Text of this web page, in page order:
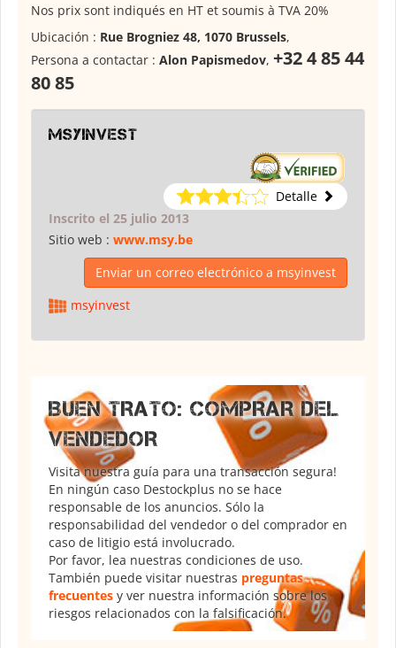
Nos prix sont indiqués en HT et soumis à TVA 20%
Ubicación : Rue Brogniez 48, 1070 Brussels,
Persona a contactar : Alon Papismedov, +32 4 85 44
80 85
msyinvest
Detalle
Inscrito el 25 julio 2013
Sitio web : www.msy.be
Enviar un correo electrónico a msyinvest
msyinvest
BUEN TRATO: COMPRAR DEL
VENDEDOR
Visita nuestra guía para una transacción segura!
En ningún caso Destockplus no se hace
responsable de los anuncios. Sólo la
responsabilidad del vendedor o del comprador en
caso de litigio está involucrado.
Por favor, lea nuestras condiciones de uso.
También puede visitar nuestras preguntas
frecuentes y ver nuestra información sobre los
riesgos relacionados con la falsificación.